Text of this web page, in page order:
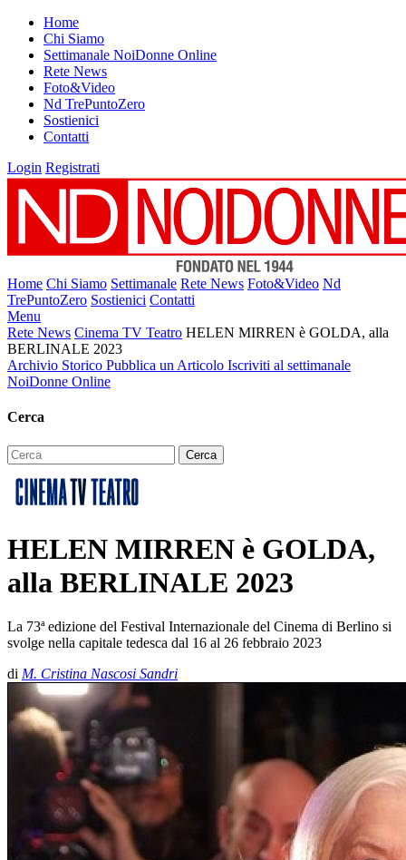
Home
Chi Siamo
Settimanale NoiDonne Online
Rete News
Foto&Video
Nd TrePuntoZero
Sostienici
Contatti
Login Registrati
Home Chi Siamo Settimanale Rete News Foto&Video Nd
TrePuntoZero Sostienici Contatti
Menu
Rete News Cinema TV Teatro HELEN MIRREN è GOLDA, alla
BERLINALE 2023
Archivio Storico Pubblica un Articolo Iscriviti al settimanale
NoiDonne Online
Cerca
HELEN MIRREN è GOLDA,
alla BERLINALE 2023
La 73ª edizione del Festival Internazionale del Cinema di Berlino si
svolge nella capitale tedesca dal 16 al 26 febbraio 2023
di M. Cristina Nascosi Sandri